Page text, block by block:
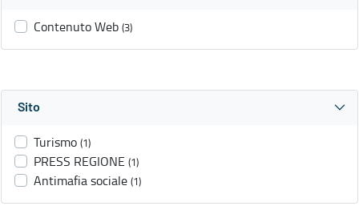
Contenuto Web (3)
Sito
Turismo (1)
PRESS REGIONE (1)
Antimafia sociale (1)